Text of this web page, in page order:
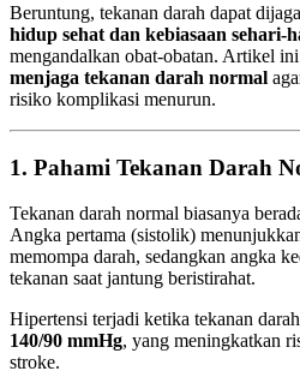
Beruntung, tekanan darah dapat
hidup sehat dan kebiasaan sehari-
mengandalkan obat-obatan. Artikel
menjaga tekanan darah normal
risiko komplikasi menurun.
1. Pahami Tekanan Darah
Tekanan darah normal biasanya
Angka pertama (sistolik)
memompa darah, sedangkan angka
tekanan saat jantung beristirahat.
Hipertensi terjadi ketika tekanan
140/90 mmHg, yang meningkatkan
stroke.